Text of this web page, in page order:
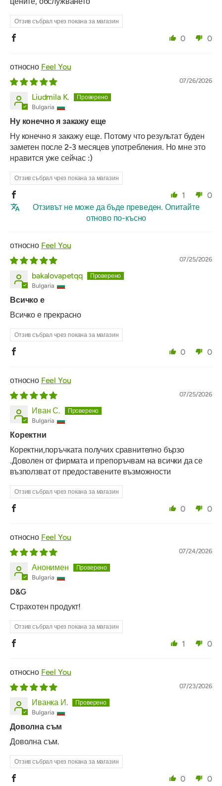
Отзив събрал чрез покана за магазин
0 0
Feel You
07/26/2026
Liudmila K.
Bulgaria
Ну конечно я закажу еще
Ну конечно я закажу еще. Потому что результат буден
заметен после 2-3 месяцев употребления. Но мне это
нравится уже сейчас :)
Отзив събрал чрез покана за магазин
1
0
Отзивът не може да бъде преведен. Опитайте
отново по-късно
Feel You
07/25/2026
bakalovapetqq
Bulgaria
Всичко е
Всичко е прекрасно
Отзив събрал чрез покана за магазин
0 0
Feel You
07/25/2026
Иван С.
Bulgaria
Коректни
Коректни,поръчката получих сравнително бързо
.Доволен от фирмата и препоръчвам на всички да се
възползват от предоставените възможности
Отзив събрал чрез покана за магазин
0 0
Feel You
07/24/2026
Анонимен
Bulgaria
D&G
Страхотен продукт!
Отзив събрал чрез покана за магазин
1 0
Feel You
07/23/2026
Иванка И.
Bulgaria
Доволна съм
Доволна съм.
Отзив събрал чрез покана за магазин
0 0